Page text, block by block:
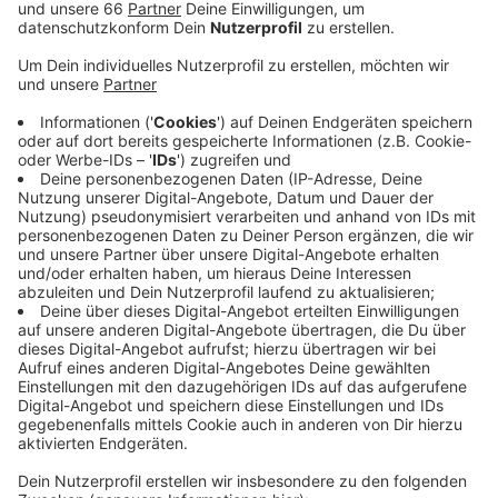
Anzeige
In diesem Jahr war das Weihnachtsgeschäft allerdings
nicht zufriedenstellend. Viele Händler*innen klagen
über ausbleibende Kunden. Besonders in den ersten
Wochen des Dezembers blieben die Kund*innen aus.
Heute können wir noch bis 14 Uhr in den meisten
Geschäften einkaufen gehen.
Anzeige
Weitere Infos und Links zum Thema:
Anzeige